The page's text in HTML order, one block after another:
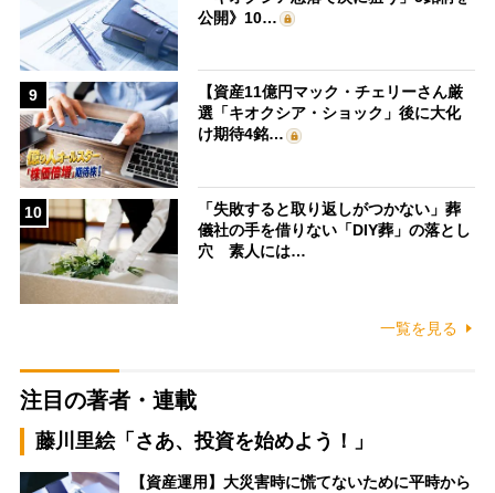
公開》10…
9
【資産11億円マック・チェリーさん厳
選「キオクシア・ショック」後に大化
け期待4銘…
10
「失敗すると取り返しがつかない」葬
儀社の手を借りない「DIY葬」の落とし
穴 素人には…
一覧を見る
注目の著者・連載
藤川里絵「さあ、投資を始めよう！」
【資産運用】大災害時に慌てないために平時から